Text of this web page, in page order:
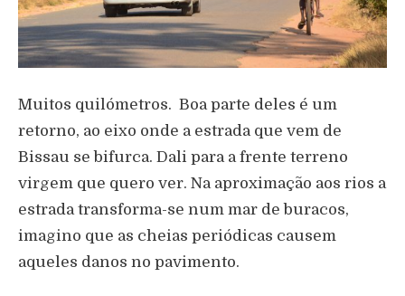
Muitos quilómetros. Boa parte deles é um
retorno, ao eixo onde a estrada que vem de
Bissau se bifurca. Dali para a frente terreno
virgem que quero ver. Na aproximação aos rios a
estrada transforma-se num mar de buracos,
imagino que as cheias periódicas causem
aqueles danos no pavimento.